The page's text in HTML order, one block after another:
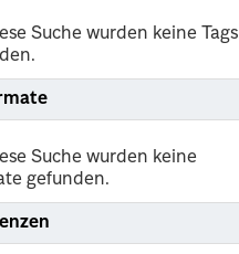
Suche wurden keine Tags
Suche wurden keine
gefunden.